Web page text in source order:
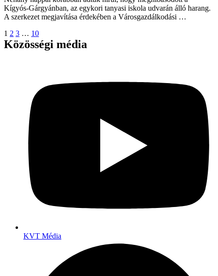
Kígyós-Gárgyánban, az egykori tanyasi iskola udvarán álló harang.
A szerkezet megjavítása érdekében a Városgazdálkodási …
1 2 3 … 10
Közösségi média
KVT Média